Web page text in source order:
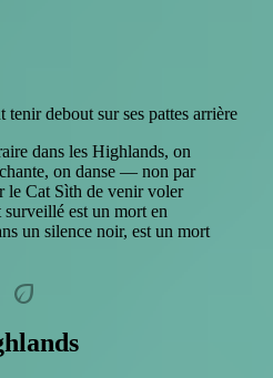
debout sur ses pattes arrière
dans les Highlands, on
on danse — non par
le Cat Sìth de venir voler
est un mort en
un silence noir, est un mort
eco